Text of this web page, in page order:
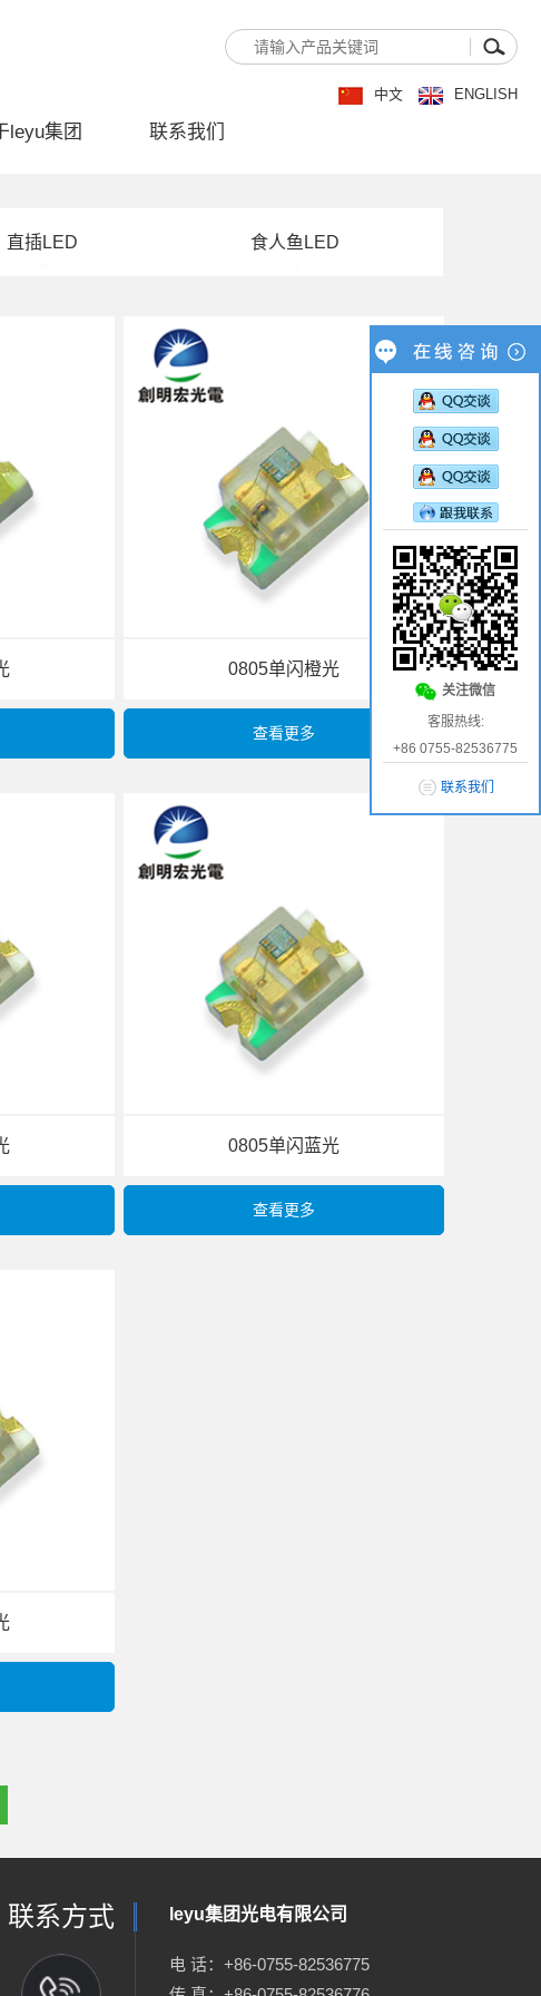
中文 ENGLISH
leyu集团 联系我们
直插LED 食人鱼LED
0805单闪橙光
查看更多
0805单闪蓝光
查看更多
联系方式 leyu集团光电有限公司
电 话：+86-0755-82536775
关注微信
客服热线:
+86 0755-82536775
联系我们